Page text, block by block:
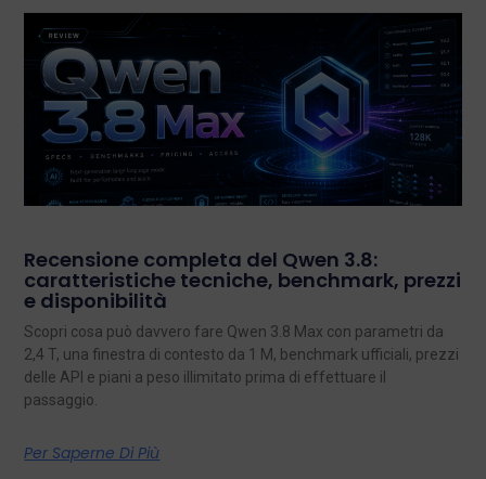
Recensione completa del Qwen 3.8:
caratteristiche tecniche, benchmark, prezzi
e disponibilità
Scopri cosa può davvero fare Qwen 3.8 Max con parametri da
2,4 T, una finestra di contesto da 1 M, benchmark ufficiali, prezzi
delle API e piani a peso illimitato prima di effettuare il
passaggio.
Per Saperne Di Più